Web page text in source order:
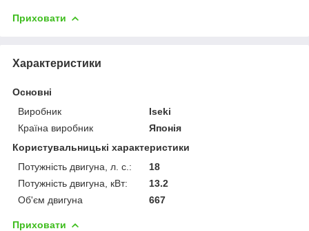
Приховати
Характеристики
Основні
Виробник
Iseki
Країна виробник
Японія
Користувальницькі характеристики
Потужність двигуна, л. с.:
18
Потужність двигуна, кВт:
13.2
Об'єм двигуна
667
Приховати